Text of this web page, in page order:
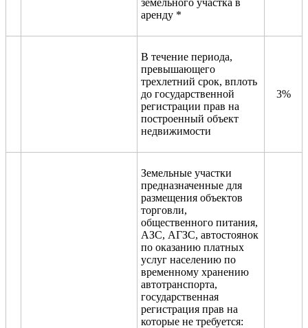
аренду *
В течение периода,
превышающего
трехлетний срок, вплоть
до государственной
регистрации прав на
построенный объект
недвижимости
3%
Земельные участки
предназначенные для
размещения объектов
торговли,
общественного питания,
АЗС, АГЗС, автостоянок
по оказанию платных
услуг населению по
временному хранению
автотранспорта,
государственная
регистрация прав на
которые не требуется: